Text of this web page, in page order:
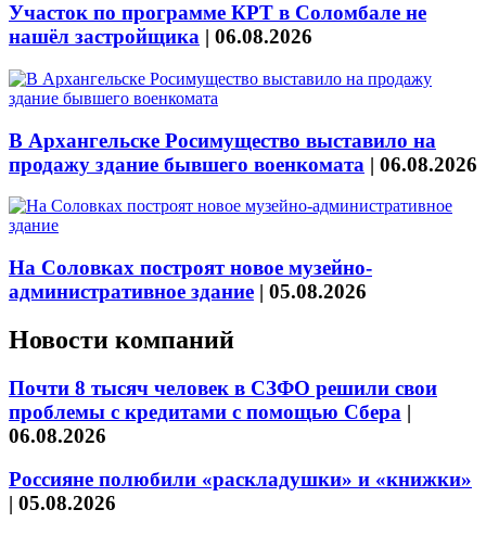
Участок по программе КРТ в Соломбале не
нашёл застройщика | 06.08.2026
В Архангельске Росимущество выставило на
продажу здание бывшего военкомата | 06.08.2026
На Соловках построят новое музейно-
административное здание | 05.08.2026
Новости компаний
Почти 8 тысяч человек в СЗФО решили свои
проблемы с кредитами с помощью Сбера |
06.08.2026
Россияне полюбили «раскладушки» и «книжки»
| 05.08.2026